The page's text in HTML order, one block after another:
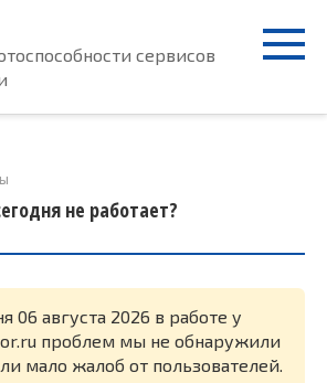
сервисов
не работает?
06 августа 2026 в работе у
проблем мы не обнаружили
мало жалоб от пользователей.